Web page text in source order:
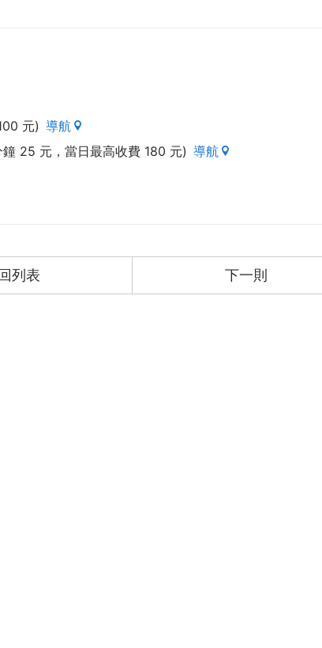
元) 導航
25 元，當日最高收費 180 元) 導航
列表 下一則